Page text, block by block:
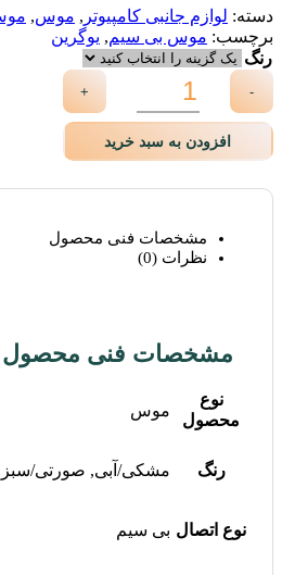
دسته: لوازم جانبی کامپیوتر , موس,
برچسب: موس بی سیم, یوگرین
رنگ
-
+
افزودن به سبد خرید
مشخصات فنی محصول
نظرات (0)
مشخصات فنی محصول
نوع
محصول
موس
رنگ مشکی/آبی, صورتی/سبز
نوع اتصال بی سیم